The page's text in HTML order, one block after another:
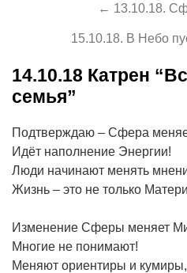
← 13.10.18.
15.10.18. В Небо
14.10.18 Катрен
семья”
Подтверждаю – Сфера
Идёт наполнение Энергии!
Люди начинают менять
Жизнь – это не только
Изменение Сферы меняет
Многие не понимают!
Меняют ориентиры и кумиры,